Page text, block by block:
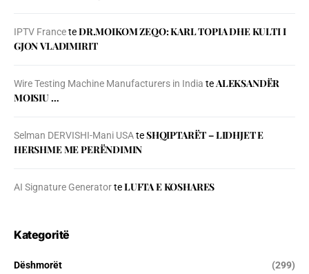
IPTV FranceteDR.MOIKOM ZEQO: KARL TOPIA DHE KULTI I
GJON VLADIMIRIT
Wire Testing Machine Manufacturers in India teALEKSANDËR
MOISIU …
Selman DERVISHI-Mani USAteSHQIPTARËT – LIDHJET E
HERSHME ME PERËNDIMIN
AI Signature GeneratorteLUFTA E KOSHARES
Kategoritë
Dëshmorët (299)